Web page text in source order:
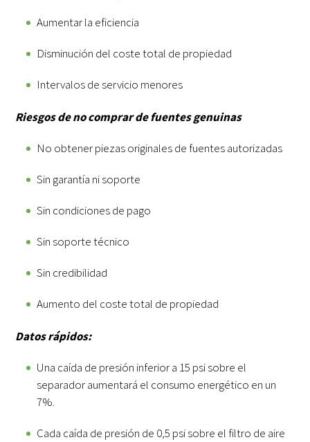
Aumentar la eficiencia
Disminución del coste total de propiedad
Intervalos de servicio menores
Riesgos de no comprar de fuentes genuinas
No obtener piezas originales de fuentes autorizadas
Sin garantía ni soporte
Sin condiciones de pago
Sin soporte técnico
Sin credibilidad
Aumento del coste total de propiedad
Datos rápidos:
Una caída de presión inferior a 15 psi sobre el
separador aumentará el consumo energético en un
7%.
Cada caída de presión de 0,5 psi sobre el filtro de aire